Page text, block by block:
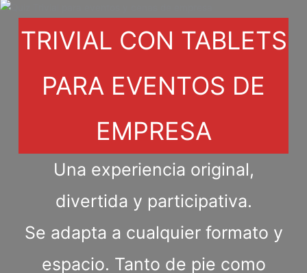
TRIVIAL CON TABLETS
PARA EVENTOS DE
EMPRESA
Una experiencia original,
divertida y participativa.
Se adapta a cualquier formato y
espacio. Tanto de pie como